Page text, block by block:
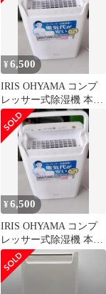
¥6,500
IRIS OHYAMA コンプ
レッサー式除湿機 本体
DCE-6515
¥6,500
IRIS OHYAMA コンプ
レッサー式除湿機 本体
DCE-6515